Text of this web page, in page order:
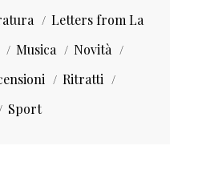
Letters from La
Musica
Novità
Ritratti
Sport